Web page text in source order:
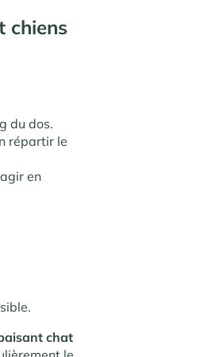
chiens
du dos.
répartir le
en
chat